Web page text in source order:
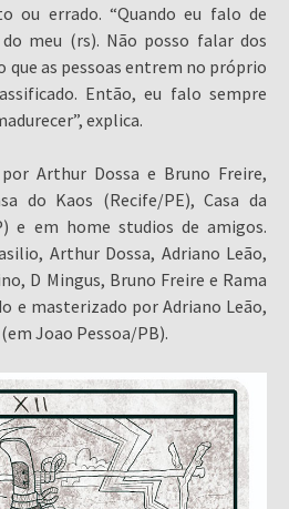
ou errado. “Quando eu falo de
meu (rs). Não posso falar dos
que as pessoas entrem no próprio
Então, eu falo sempre
explica.
Arthur Dossa e Bruno Freire,
do Kaos (Recife/PE), Casa da
e em home studios de amigos.
Arthur Dossa, Adriano Leão,
D Mingus, Bruno Freire e Rama
e masterizado por Adriano Leão,
Joao Pessoa/PB).